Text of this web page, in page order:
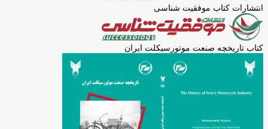
انتشارات کتاب موفقیت شناسی
کتاب تاریخچه صنعت موتورسیکلت ایران